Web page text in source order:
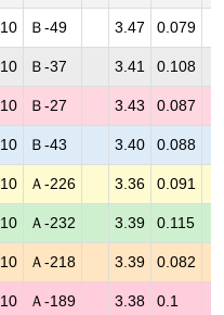
10 Ｂ-49 3.47 0.079
10 Ｂ-37 3.41 0.108
10 Ｂ-27 3.43 0.087
10 Ｂ-43 3.40 0.088
10 Ａ-226 3.36 0.091
10 Ａ-232 3.39 0.115
10 Ａ-218 3.39 0.082
10 Ａ-189 3.38 0.1